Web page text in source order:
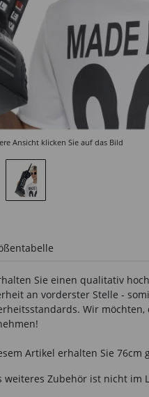
Ansicht klicken Sie auf das Bild
Sie einen qualitativ
an vorderster Stelle -
Wir
Artikel erhalten Sie 76cm
weiteres Zubehör ist nicht im